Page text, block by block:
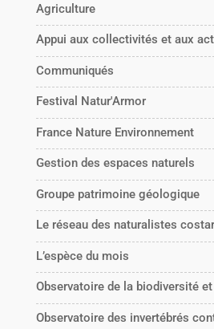
Agriculture
Appui aux collectivités et aux
Communiqués
Festival Natur'Armor
France Nature Environnement
Gestion des espaces naturels
Groupe patrimoine géologique
Le réseau des naturalistes
L’espèce du mois
Observatoire de la biodiversité
Observatoire des invertébrés